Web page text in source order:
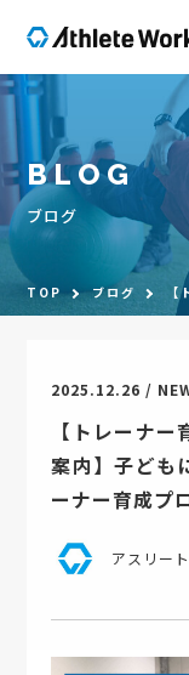
BLOG
ブログ
TOP ブログ
2025.12.26 /
【トレーナ
案内】子ども
ーナー育成プ
アスリー